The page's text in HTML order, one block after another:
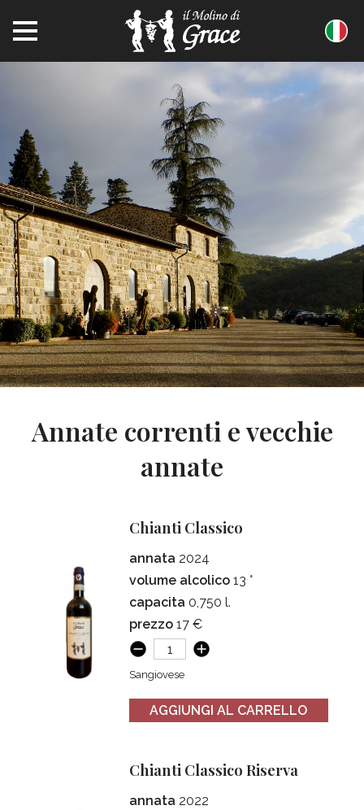
Annate correnti e vecchie
annate
Chianti Classico
annata 2024
volume alcolico13 °
capacita 0,750 l.
prezzo17 €
Sangiovese
AGGIUNGI AL CARRELLO
Chianti Classico Riserva
annata 2022